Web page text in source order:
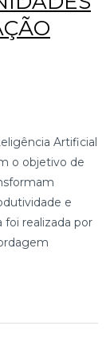
Artificial
o objetivo de
e
foi realizada por